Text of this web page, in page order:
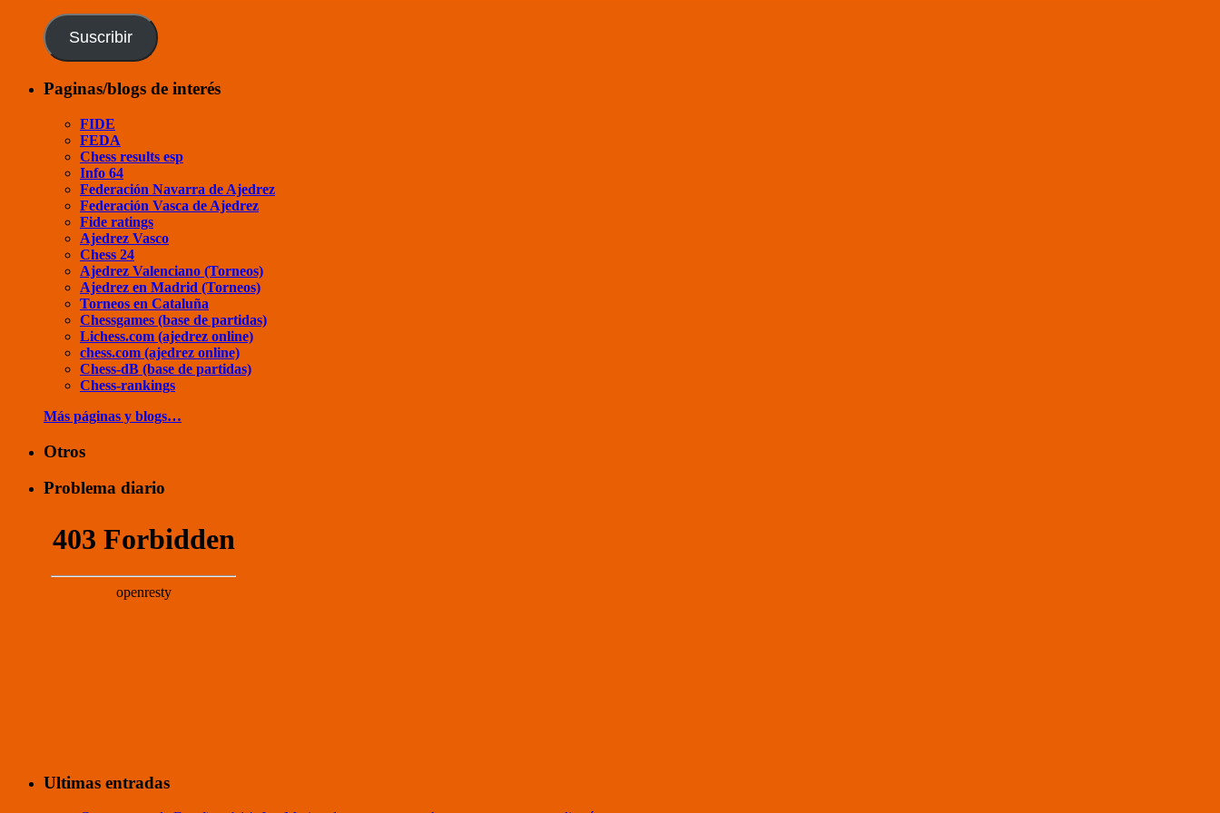
de
correo
electrónico
Suscribir
Paginas/blogs de interés
FIDE
FEDA
Chess results esp
Info 64
Federación Navarra de Ajedrez
Federación Vasca de Ajedrez
Fide ratings
Ajedrez Vasco
Chess 24
Ajedrez Valenciano (Torneos)
Ajedrez en Madrid (Torneos)
Torneos en Cataluña
Chessgames (base de partidas)
Lichess.com (ajedrez online)
chess.com (ajedrez online)
Chess-dB (base de partidas)
Chess-rankings
Más páginas y blogs…
Otros
Problema diario
Ultimas entradas